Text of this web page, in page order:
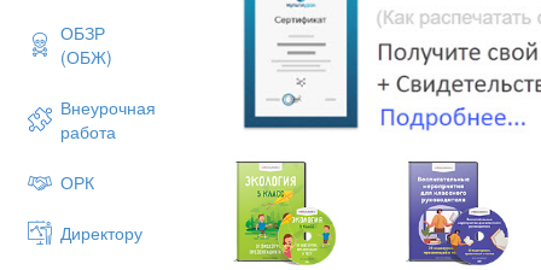
ОБЗР
(ОБЖ)
Внеурочная
работа
ОРК
Директору
Играли вспортивные и подвижные
Пополнили центр двигательной
Добавь ФОТО несколько